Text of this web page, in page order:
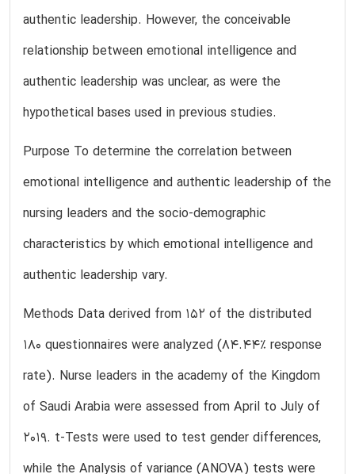
authentic leadership. However, the conceivable
relationship between emotional intelligence and
authentic leadership was unclear, as were the
hypothetical bases used in previous studies.
Purpose To determine the correlation between
emotional intelligence and authentic leadership of the
nursing leaders and the socio-demographic
characteristics by which emotional intelligence and
authentic leadership vary.
Methods Data derived from 152 of the distributed
180 questionnaires were analyzed (84.44% response
rate). Nurse leaders in the academy of the Kingdom
of Saudi Arabia were assessed from April to July of
2019. t-Tests were used to test gender differences,
while the Analysis of variance (ANOVA) tests were